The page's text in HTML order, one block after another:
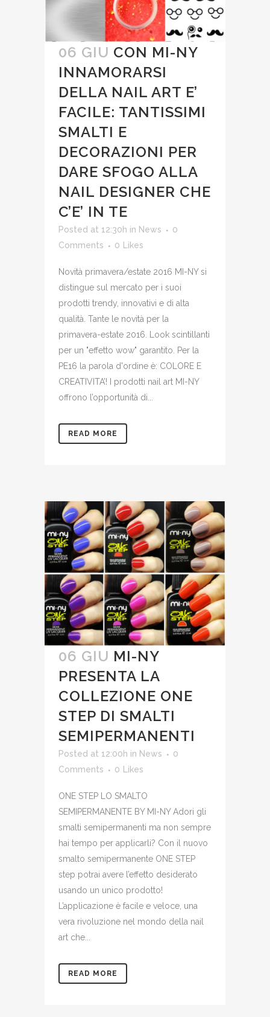
06 GIU CON MI-NY
INNAMORARSI
DELLA NAIL ART E’
FACILE: TANTISSIMI
SMALTI E
DECORAZIONI PER
DARE SFOGO ALLA
NAIL DESIGNER CHE
C’E’ IN TE
Posted at 12:30h in News
0
Comments
0 Likes
Novità primavera/estate 2016 MI-NY si
distingue sul mercato per i suoi
prodotti trendy, innovativi e di alta
qualità. Tante le novità per la
primavera-estate 2016. Look scintillanti
per un "effetto wow" garantito. Per la
PE16 la parola d'ordine è: COLORE E
CREATIVITA’! I prodotti nail art MI-NY
offrono l’opportunità di...
READ MORE
06 GIU MI-NY
PRESENTA LA
COLLEZIONE ONE
STEP DI SMALTI
SEMIPERMANENTI
Posted at 12:00h in News
0
Comments
0 Likes
ONE STEP LO SMALTO
SEMIPERMANENTE BY MI-NY Adori gli
smalti semipermanenti ma non sempre
hai tempo per applicarli? Con il nuovo
smalto semipermanente ONE STEP
step potrai avere l’effetto desiderato
usando un unico prodotto!
L’applicazione è facile e veloce, una
vera rivoluzione nel mondo della nail
art che...
READ MORE